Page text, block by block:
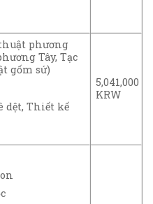
phương
Tây, Tạc
gốm sứ)
dệt, Thiết kế
5,041,000
KRW